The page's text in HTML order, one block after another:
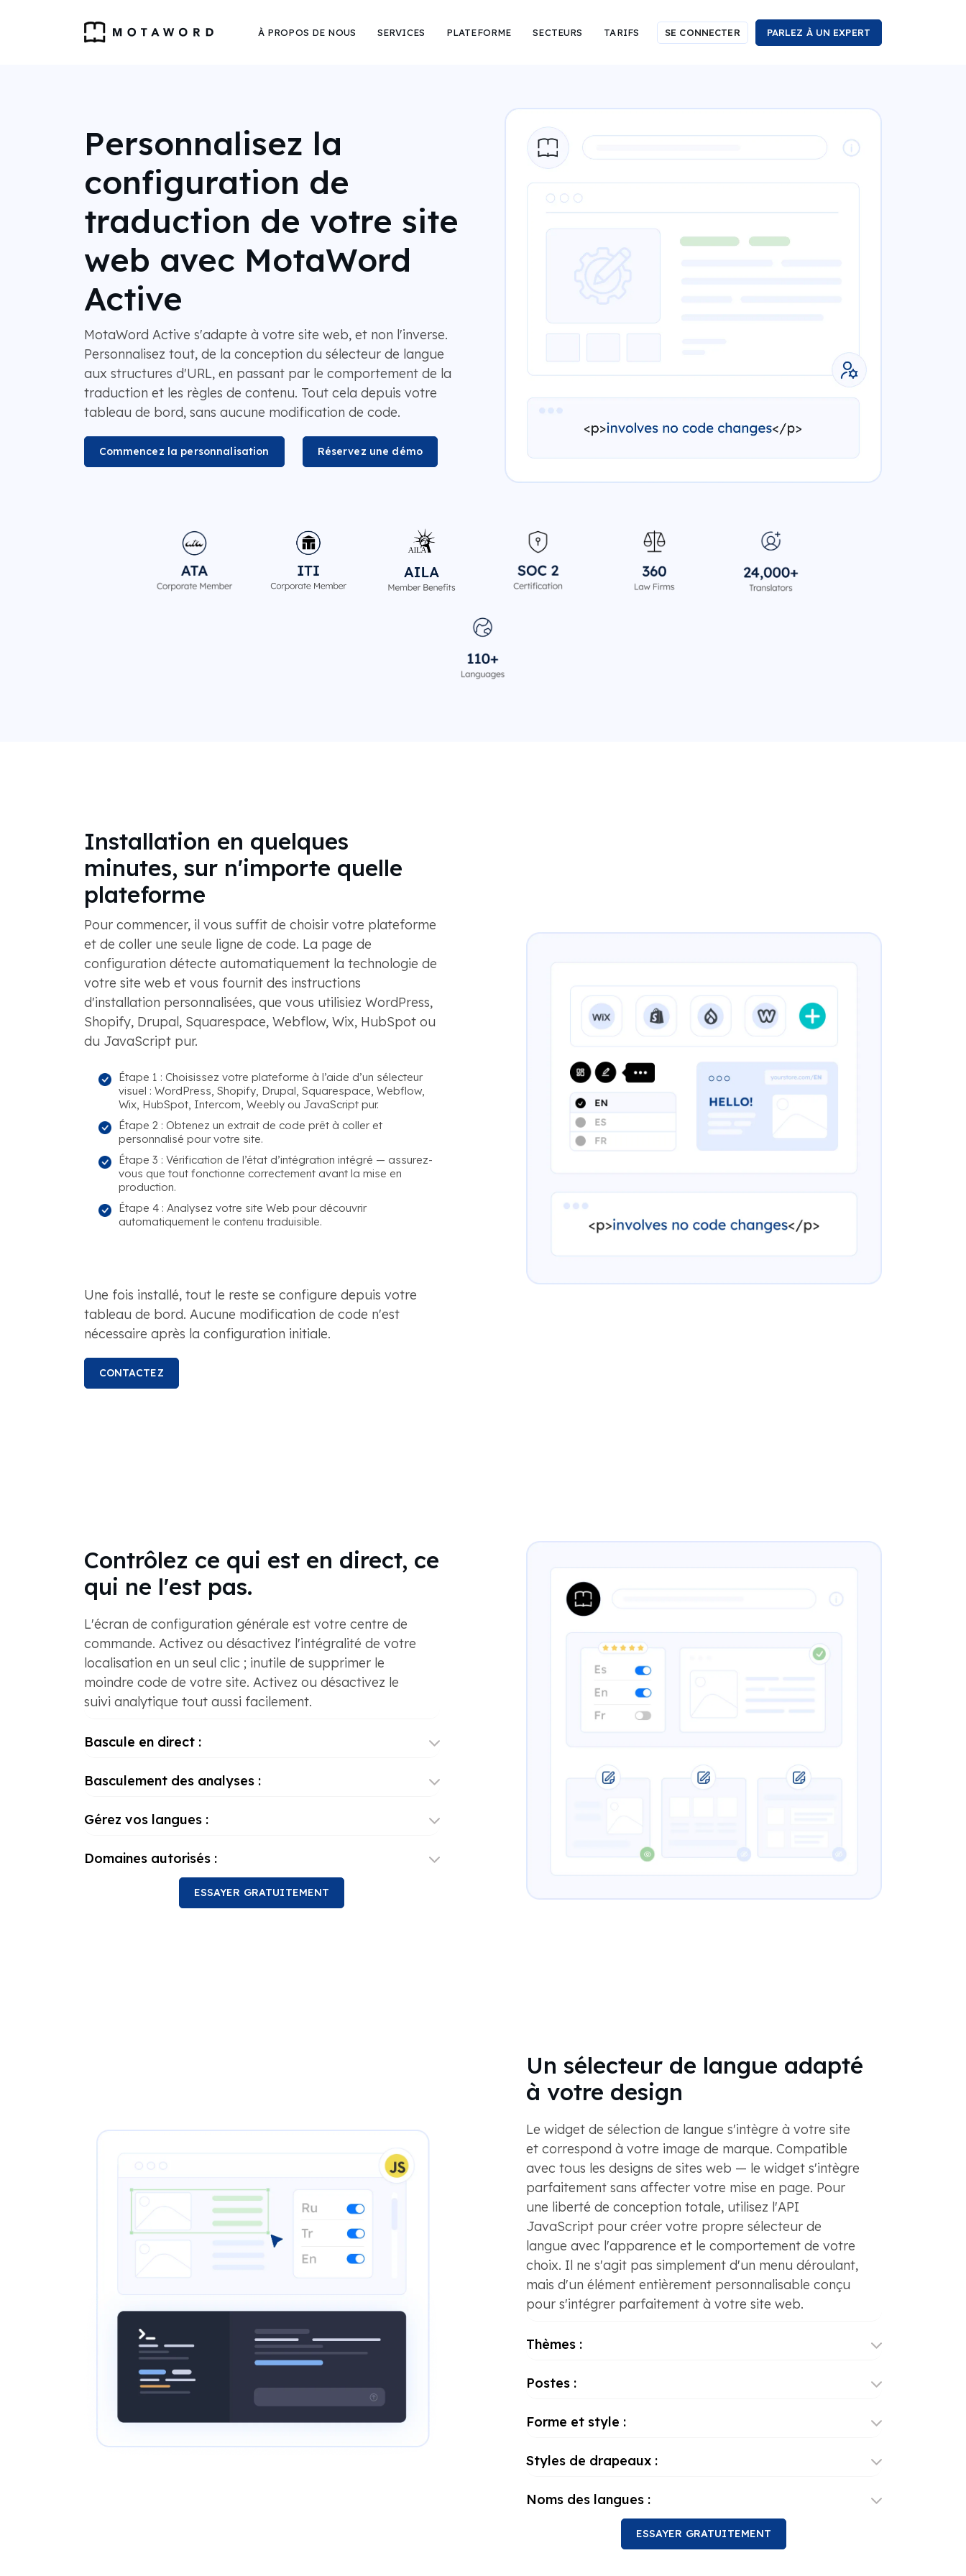
À PROPOS DE NOUS SERVICES PLATEFORME SECTEURS TARIFS SE CONNECTER PARLEZ À UN EXPERT
Personnalisez la
configuration de
traduction de votre site
web avec MotaWord
Active
MotaWord Active s'adapte à votre site web, et non l'inverse.
Personnalisez tout, de la conception du sélecteur de langue
aux structures d'URL, en passant par le comportement de la
traduction et les règles de contenu. Tout cela depuis votre
tableau de bord, sans aucune modification de code.
Commencez la personnalisation Réservez une démo
Installation en quelques
minutes, sur n'importe quelle
plateforme
Pour commencer, il vous suffit de choisir votre plateforme
et de coller une seule ligne de code. La page de
configuration détecte automatiquement la technologie de
votre site web et vous fournit des instructions
d'installation personnalisées, que vous utilisiez WordPress,
Shopify, Drupal, Squarespace, Webflow, Wix, HubSpot ou
du JavaScript pur.
Étape 1 : Choisissez votre plateforme à l’aide d’un sélecteur
visuel : WordPress, Shopify, Drupal, Squarespace, Webflow,
Wix, HubSpot, Intercom, Weebly ou JavaScript pur.
Étape 2 : Obtenez un extrait de code prêt à coller et
personnalisé pour votre site.
Étape 3 : Vérification de l’état d’intégration intégré — assurez-
vous que tout fonctionne correctement avant la mise en
production.
Étape 4 : Analysez votre site Web pour découvrir
automatiquement le contenu traduisible.
Une fois installé, tout le reste se configure depuis votre
tableau de bord. Aucune modification de code n'est
nécessaire après la configuration initiale.
CONTACTEZ
Contrôlez ce qui est en direct, ce
qui ne l'est pas.
L'écran de configuration générale est votre centre de
commande. Activez ou désactivez l'intégralité de votre
localisation en un seul clic ; inutile de supprimer le
moindre code de votre site. Activez ou désactivez le
suivi analytique tout aussi facilement.
Bascule en direct :
Basculement des analyses :
Gérez vos langues :
Domaines autorisés :
ESSAYER GRATUITEMENT
Un sélecteur de langue adapté
à votre design
Le widget de sélection de langue s'intègre à votre site
et correspond à votre image de marque. Compatible
avec tous les designs de sites web — le widget s'intègre
parfaitement sans affecter votre mise en page. Pour
une liberté de conception totale, utilisez l'API
JavaScript pour créer votre propre sélecteur de
langue avec l'apparence et le comportement de votre
choix. Il ne s'agit pas simplement d'un menu déroulant,
mais d'un élément entièrement personnalisable conçu
pour s'intégrer parfaitement à votre site web.
Thèmes :
Postes :
Forme et style :
Styles de drapeaux :
Noms des langues :
ESSAYER GRATUITEMENT